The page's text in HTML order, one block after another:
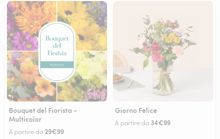
Bouquet del Fiorista -
Multicolor
A partire da 29€99
Giorno Felice
A partire da 34€99